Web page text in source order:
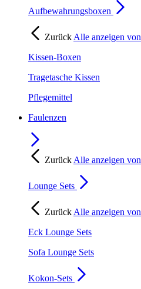
Aufbewahrungsboxen
Zurück Alle anzeigen von
Kissen-Boxen
Tragetasche Kissen
Pflegemittel
Faulenzen
Zurück Alle anzeigen von
Lounge Sets
Zurück Alle anzeigen von
Eck Lounge Sets
Sofa Lounge Sets
Kokon-Sets